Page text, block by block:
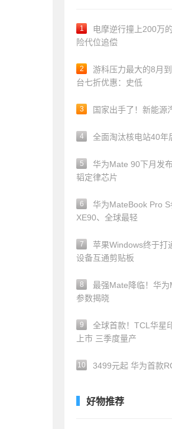
1
电摩逆行撞上200万
险代位追偿
2
游科压力最大的8月
台七折优惠：史低
3 国家出手了！新能源
4 全面淘汰核电站40年
5
华为Mate 90下月发
韬定律芯片
6
华为MateBook Pro
XE90、全球最轻
7
苹果Windows终于打
设备互通剪贴板
8
最强Mate降临！华
参数揭晓
9
全球首款！TCL华星
上市 三季度量产
10 3499元起 华为首款
好物推荐